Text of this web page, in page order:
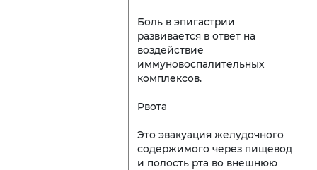
Боль в эпигастрии
развивается в ответ на
воздействие
иммуновоспалительных
комплексов.
Рвота
Это эвакуация желудочного
содержимого через пищевод
и полость рта во внешнюю